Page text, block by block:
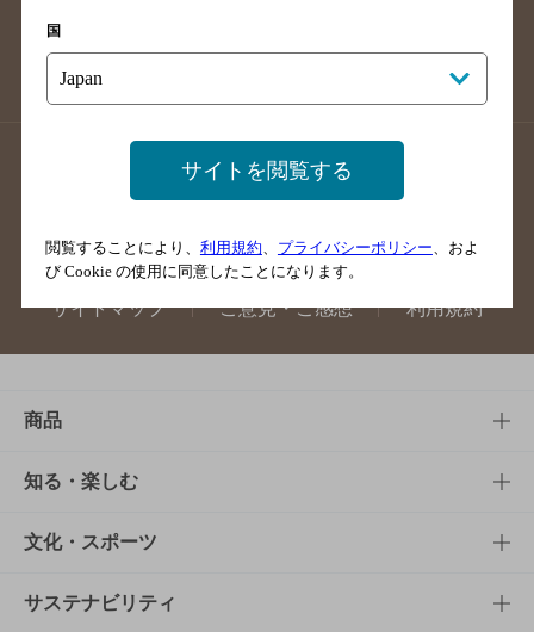
店舗登録方法のご案内
店舗情報更新方法のご案内
掲載店舗様ログイン
サイトマップ ご意見・ご感想 利用規約
商品
商品TOP
商品一覧
商品発売情報
知る・楽しむ
知る・楽しむTOP
キャンペーン
文化・スポーツ
文化・スポーツTOP
サステナビリティ
国
サイトを閲覧する
閲覧することにより、 利用規約 プライバシーポリシー 、およ
び Cookie の使用に同意したことになります。